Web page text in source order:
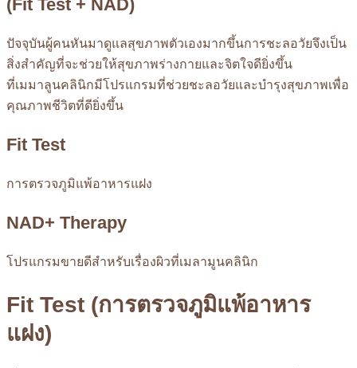
(Fit Test + NAD)
ปัจจุบันผู้คนหันมาดูแลสุขภาพตัวเองมากขึ้นการชะลอวัยจึงเป็น
สิ่งสำคัญที่จะช่วยให้สุขภาพร่างกายและจิตใจดียิ่งขึ้น
ที่เมมาลูนคลินิกมีโปรแกรมที่ช่วยชะลอวัยและบำรุงสุขภาพเพื่อ
คุณภาพชีวิตที่ดียิ่งขึ้น
Fit Test
การตรวจภูมิแพ้อาหารแฝง
NAD+ Therapy
โปรแกรมขายดีสำหรับเรื่องผิวที่เมลามูนคลินิก
Fit Test (การตรวจภูมิแพ้อาหาร
แฝง)